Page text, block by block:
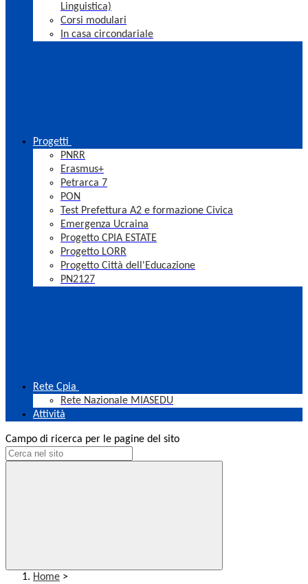
Linguistica)
Corsi modulari
In casa circondariale
Progetti
PNRR
Erasmus+
Petrarca 7
PON
Test Prefettura A2 e formazione Civica
Emergenza Ucraina
Progetto CPIA ESTATE
Progetto LORR
Progetto Città dell'Educazione
PN2127
Rete Cpia
Rete Nazionale MIASEDU
Attività
Campo di ricerca per le pagine del sito
Home >